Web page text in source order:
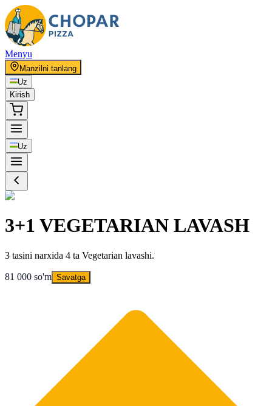
Menyu
Manzilni tanlang
Uz
Kirish
Uz
3+1 VEGETARIAN LAVASH
3 tasini narxida 4 ta Vegetarian lavashi.
81 000 so'm Savatga